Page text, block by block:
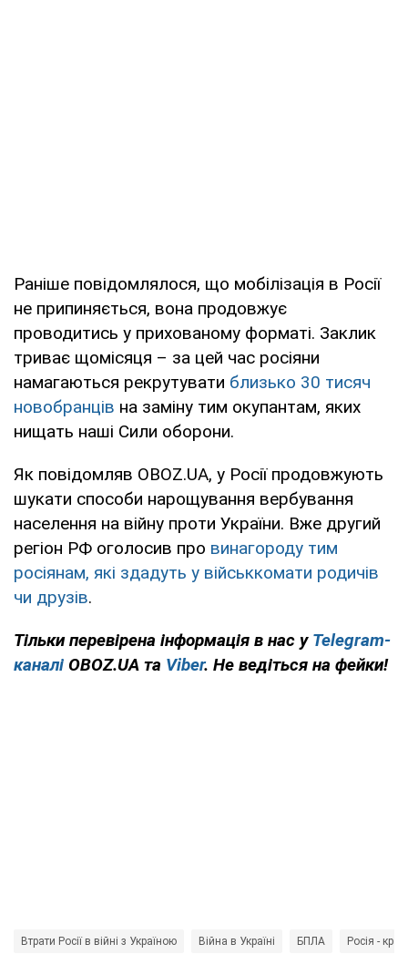
Раніше повідомлялося, що мобілізація в Росії
не припиняється, вона продовжує
проводитись у прихованому форматі. Заклик
триває щомісяця – за цей час росіяни
намагаються рекрутувати близько 30 тисяч
новобранців на заміну тим окупантам, яких
нищать наші Сили оборони.
Як повідомляв OBOZ.UA, у Росії продовжують
шукати способи нарощування вербування
населення на війну проти України. Вже другий
регіон РФ оголосив про винагороду тим
росіянам, які здадуть у військкомати родичів
чи друзів.
Тільки перевірена інформація в нас у Telegram-
каналі OBOZ.UA та Viber. Не ведіться на фейки!
Втрати Росії в війні з Україною Війна в Україні БПЛА Росія -